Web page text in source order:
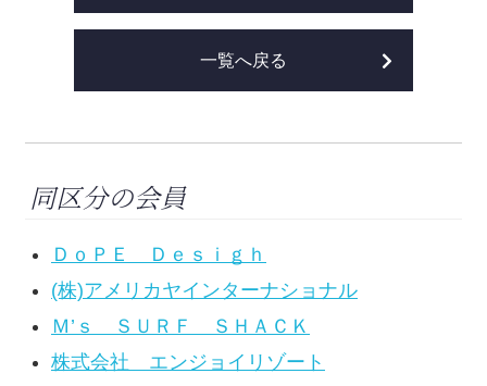
一覧へ戻る
同区分の会員
ＤｏＰＥ Ｄｅｓｉｇｈ
(株)アメリカヤインターナショナル
Ｍ’ｓ ＳＵＲＦ ＳＨＡＣＫ
株式会社 エンジョイリゾート